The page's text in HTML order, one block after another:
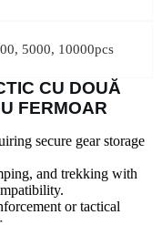
5000, 10000pcs
CU DOUĂ
FERMOAR
secure gear storage
and trekking with
or tactical